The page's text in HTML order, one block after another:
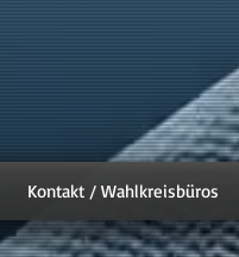
Kontakt / Wahlkreisbüros